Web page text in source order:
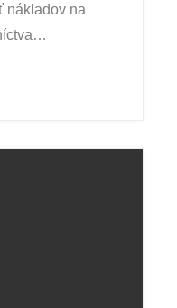
nákladov na